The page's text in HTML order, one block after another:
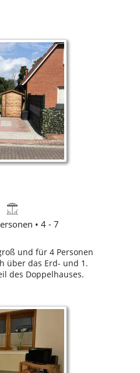
• 4 - 7
und für 4 Personen
über das Erd- und 1.
des Doppelhauses.